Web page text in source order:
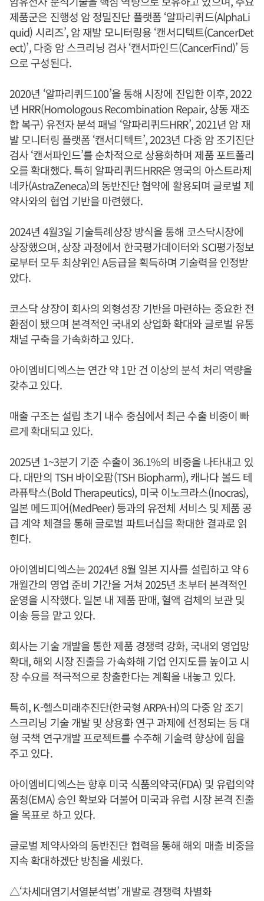
제품군은 진행성 암 정밀진단 플랫폼 ‘알파리퀴드(AlphaLi
quid) 시리즈’, 암 재발 모니터링용 ‘캔서디텍트(CancerDet
ect)’, 다중 암 스크리닝 검사 ‘캔서파인드(CancerFind)’ 등
으로 구성된다.
2020년 ‘알파리퀴드100’을 통해 시장에 진입한 이후, 2022
년 HRR(Homologous Recombination Repair, 상동 재조
합 복구) 유전자 분석 패널 ‘알파리퀴드HRR’, 2021년 암 재
발 모니터링 플랫폼 ‘캔서디텍트’, 2023년 다중 암 조기진단
검사 ‘캔서파인드’를 순차적으로 상용화하며 제품 포트폴리
오를 확대했다. 특히 알파리퀴드HRR은 영국의 아스트라제
네카(AstraZeneca)의 동반진단 협약에 활용되며 글로벌 제
약사와의 협업 기반을 마련했다.
2024년 4월3일 기술특례상장 방식을 통해 코스닥시장에
상장했으며, 상장 과정에서 한국평가데이터와 SCI평가정보
로부터 모두 최상위인 A등급을 획득하며 기술력을 인정받
았다.
코스닥 상장이 회사의 외형성장 기반을 마련하는 중요한 전
환점이 됐으며 본격적인 국내외 상업화 확대와 글로벌 유통
채널 구축을 가속화하고 있다.
아이엠비디엑스는 연간 약 1만 건 이상의 분석 처리 역량을
갖추고 있다.
매출 구조는 설립 초기 내수 중심에서 최근 수출 비중이 빠
르게 확대되고 있다.
2025년 1~3분기 기준 수출이 36.1%의 비중을 나타내고 있
다. 대만의 TSH 바이오팜(TSH Biopharm), 캐나다 볼드 테
라퓨탁스(Bold Therapeutics), 미국 이노크라스(Inocras),
일본 메드피어(MedPeer) 등과의 유전체 서비스 및 제품 공
급 계약 체결을 통해 글로벌 파트너십을 확대한 결과로 읽
힌다.
아이엠비디엑스는 2024년 8월 일본 지사를 설립하고 약 6
개월간의 영업 준비 기간을 거쳐 2025년 초부터 본격적인
운영을 시작했다. 일본 내 제품 판매, 혈액 검체의 보관 및
이송 등을 맡고 있다.
회사는 기술 개발을 통한 제품 경쟁력 강화, 국내외 영업망
확대, 해외 시장 진출을 가속화해 기업 인지도를 높이고 시
장 수요를 적극적으로 창출한다는 계획을 내놓고 있다.
특히, K-헬스미래추진단(한국형 ARPA-H)의 다중 암 조기
스크리닝 기술 개발 및 상용화 연구 과제에 선정되는 등 대
형 국책 연구개발 프로젝트를 수주해 기술력 향상에 힘을
주고 있다.
아이엠비디엑스는 향후 미국 식품의약국(FDA) 및 유럽의약
품청(EMA) 승인 확보와 더불어 미국과 유럽 시장 본격 진출
을 목표로 하고 있다.
글로벌 제약사와의 동반진단 협력을 통해 해외 매출 비중을
지속 확대하겠단 방침을 세웠다.
△‘차세대염기서열분석법’ 개발로 경쟁력 차별화